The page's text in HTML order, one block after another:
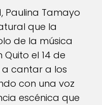
Paulina Tamayo
que la
de la música
el 14 de
a cantar a los
con una voz
escénica que